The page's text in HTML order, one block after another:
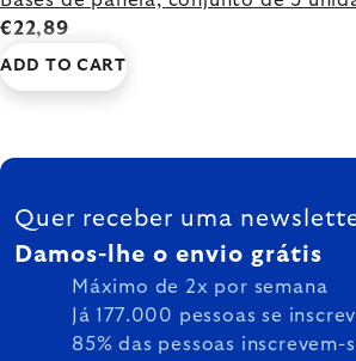
€22,89
ADD TO CART
FOOTER
Quer receber uma
Damos-lhe o envio grátis
Máximo de 2x por semana
Já 177.000 pessoas se
85% das pessoas inscrevem-